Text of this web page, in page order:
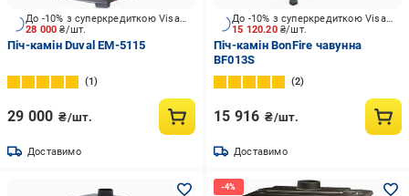
28 000₴/шт.
До -10% з суперкредиткою Visa Вигода
Піч-камін Duval EM-5115
1
29 000 ₴/шт.
Доставимо
15 120.20 ₴/шт.
До -10% з суперкредиткою Visa Вигода
Піч-камін BonFire чавунна
BF013S
2
15 916 ₴/шт.
Доставимо